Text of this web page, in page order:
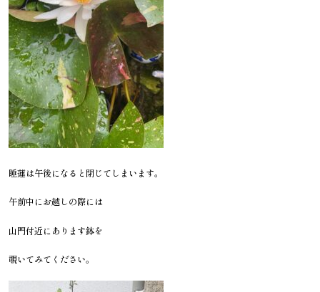
睡蓮は午後になると閉じてしまいます。
午前中にお越しの際には
山門付近にあります鉢を
覗いてみてください。